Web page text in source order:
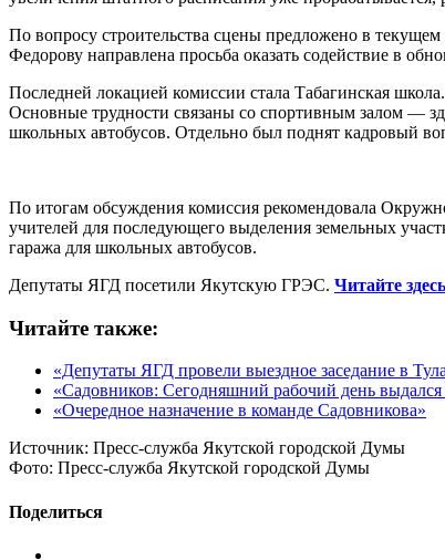
По вопросу строительства сцены предложено в
Федорову направлена просьба оказать содействие в
Последней локацией комиссии стала Табагинская
Основные трудности связаны со спортивным залом —
школьных автобусов. Отдельно был поднят кадровый
По итогам обсуждения комиссия рекомендовала
учителей для последующего выделения земельных
гаража для школьных автобусов.
Депутаты ЯГД посетили Якутскую ГРЭС. Читайте здесь
Читайте также:
«Депутаты ЯГД провели выездное заседание в
«Садовников: Сегодняшний рабочий день
«Очередное назначение в команде Садовникова»
Источник: Пресс-служба Якутской городской Думы
Фото: Пресс-служба Якутской городской Думы
Поделиться